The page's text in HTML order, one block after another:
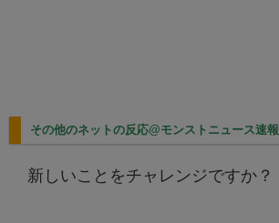
その他のネットの反応@モンストニュース速報
新しいことをチャレンジですか？